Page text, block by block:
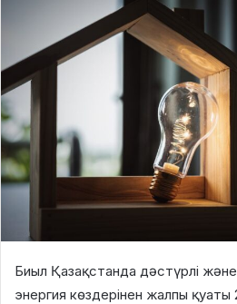
Биыл Қазақстанда дәстүрлі
энергия көздерінен жалпы